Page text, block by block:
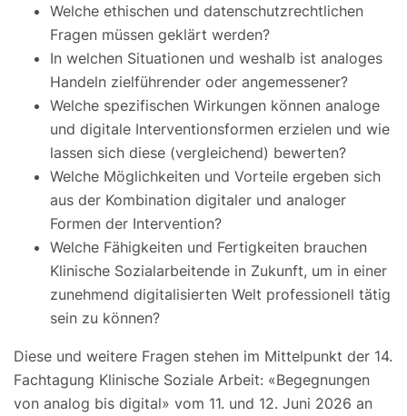
Welche ethischen und datenschutzrechtlichen
Fragen müssen geklärt werden?
In welchen Situationen und weshalb ist analoges
Handeln zielführender oder angemessener?
Welche spezifischen Wirkungen können analoge
und digitale Interventionsformen erzielen und wie
lassen sich diese (vergleichend) bewerten?
Welche Möglichkeiten und Vorteile ergeben sich
aus der Kombination digitaler und analoger
Formen der Intervention?
Welche Fähigkeiten und Fertigkeiten brauchen
Klinische Sozialarbeitende in Zukunft, um in einer
zunehmend digitalisierten Welt professionell tätig
sein zu können?
Diese und weitere Fragen stehen im Mittelpunkt der 14.
Fachtagung Klinische Soziale Arbeit: «Begegnungen
von analog bis digital» vom 11. und 12. Juni 2026 an